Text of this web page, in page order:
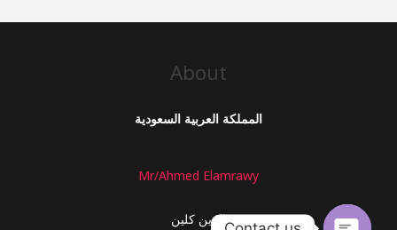
About
المملكة العربية السعودية
Mr/Ahmed Elamrawy
الزين كلين